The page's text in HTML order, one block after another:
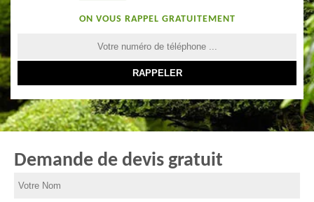
ON VOUS RAPPEL GRATUITEMENT
Demande de devis gratuit